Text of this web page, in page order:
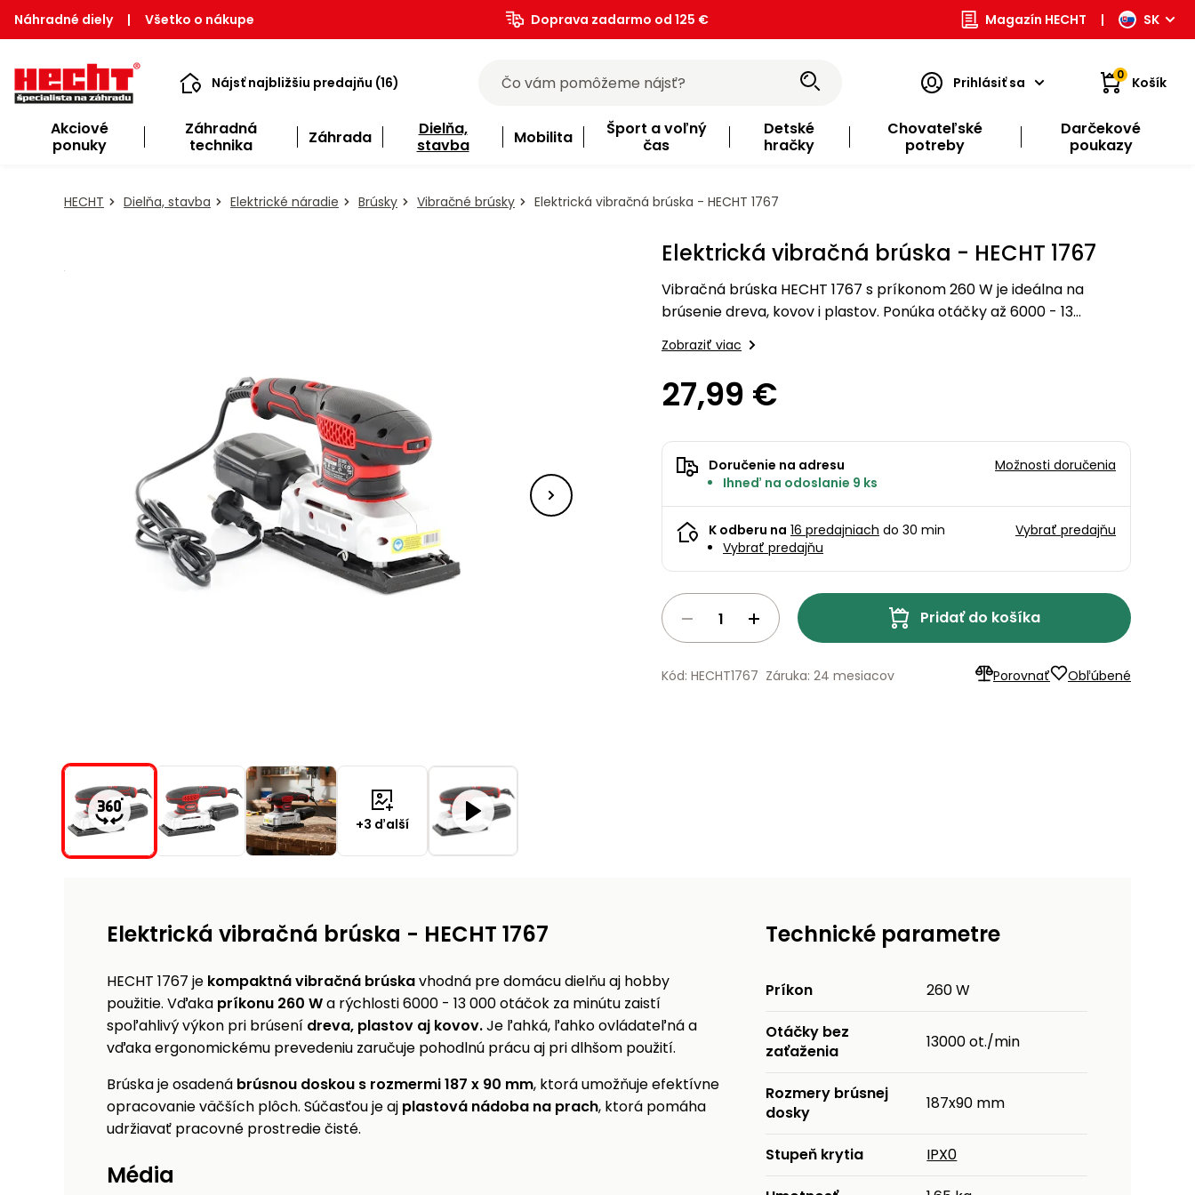
Náhradné diely | Všetko o nákupe Doprava zadarmo od 125 € Magazín HECHT | SK
Nájsť najbližšiu predajňu (16) Prihlásiť sa 0 Košík
Akciové
ponuky
Záhradná
technika
Záhrada
Dielňa,
stavba
Mobilita
Šport a voľný
čas
Detské
hračky
Chovateľské
potreby
Darčekové
poukazy
HECHT Dielňa, stavba Elektrické náradie Brúsky Vibračné brúsky Elektrická vibračná brúska - HECHT 1767
+3 ďalší
Elektrická vibračná brúska - HECHT 1767
Vibračná brúska HECHT 1767 s príkonom 260 W je ideálna na
brúsenie dreva, kovov i plastov. Ponúka otáčky až 6000 - 13
čistejšiu prácu.
Zobraziť viac
27,99 €
Doručenie na adresu
Ihneď na odoslanie 9 ks
Možnosti doručenia
K odberu na 16 predajniach do 30 min
Vybrať predajňu
Vybrať predajňu
Pridať do košíka
Porovnať Obľúbené
Kód: HECHT1767 Záruka: 24 mesiacov
Elektrická vibračná brúska - HECHT 1767
HECHT 1767 je kompaktná vibračná brúskavhodná pre domácu dielňu aj hobby
použitie. Vďaka príkonu 260 Wa rýchlosti 6000 - 13 000 otáčok za minútu zaistí
spoľahlivý výkon pri brúsení dreva, plastov aj kovov.Je ľahká, ľahko ovládateľná a
vďaka ergonomickému prevedeniu zaručuje pohodlnú prácu aj pri dlhšom použití.
Brúska je osadená brúsnou doskou s rozmermi 187 x 90 mm, ktorá umožňuje efektívne
opracovanie väčších plôch. Súčasťou je aj plastová nádoba na prach, ktorá pomáha
udržiavať pracovné prostredie čisté.
Média
Technické parametre
Príkon 260 W
Otáčky bez
zaťaženia
13000 ot./min
Rozmery brúsnej
dosky
187x90 mm
Stupeň krytia IPX0